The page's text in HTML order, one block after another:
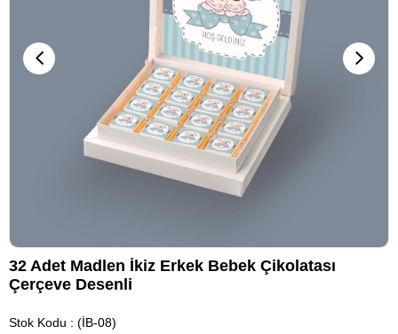
32 Adet Madlen İkiz Erkek Bebek Çikolatası
Çerçeve Desenli
Stok Kodu
(İB-08)